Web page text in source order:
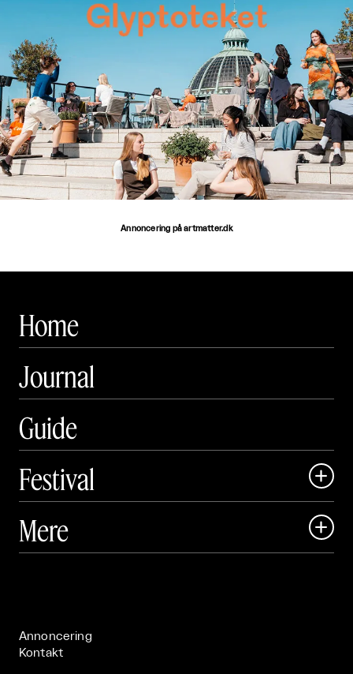
Annoncering på artmatter.dk
Home
Journal
Guide
Festival

 Art Matter Festival
Mere 
Annoncering
Kontakt